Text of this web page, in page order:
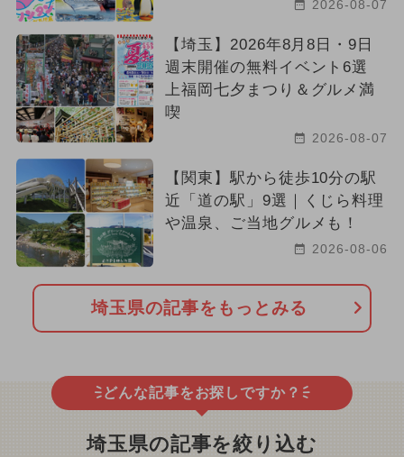
2026-08-07
【埼玉】2026年8月8日・9日
週末開催の無料イベント6選
上福岡七夕まつり＆グルメ満
喫
2026-08-07
【関東】駅から徒歩10分の駅
近「道の駅」9選｜くじら料理
や温泉、ご当地グルメも！
2026-08-06
埼玉県の記事をもっとみる
どんな記事をお探しですか？
埼玉県の記事を絞り込む